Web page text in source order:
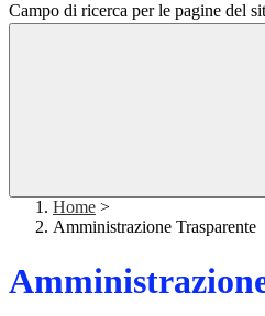
Campo di ricerca per le pagine del
Home >
Amministrazione Trasparente